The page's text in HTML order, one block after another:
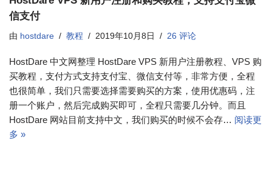
信支付
由 hostdare 教程 2019年10月8日 26 评论
HostDare 中文网整理 HostDare VPS 新用户注册教程、VPS 购
买教程，支付方式支持支付宝、微信支付等，非常方便，全程
也很简单，我们只需要选择需要购买的方案，使用优惠码，注
册一个账户，然后完成购买即可，全程只需要几分钟。而且
HostDare 网站目前支持中文，我们购买的时候不会存… 阅读更
多 »